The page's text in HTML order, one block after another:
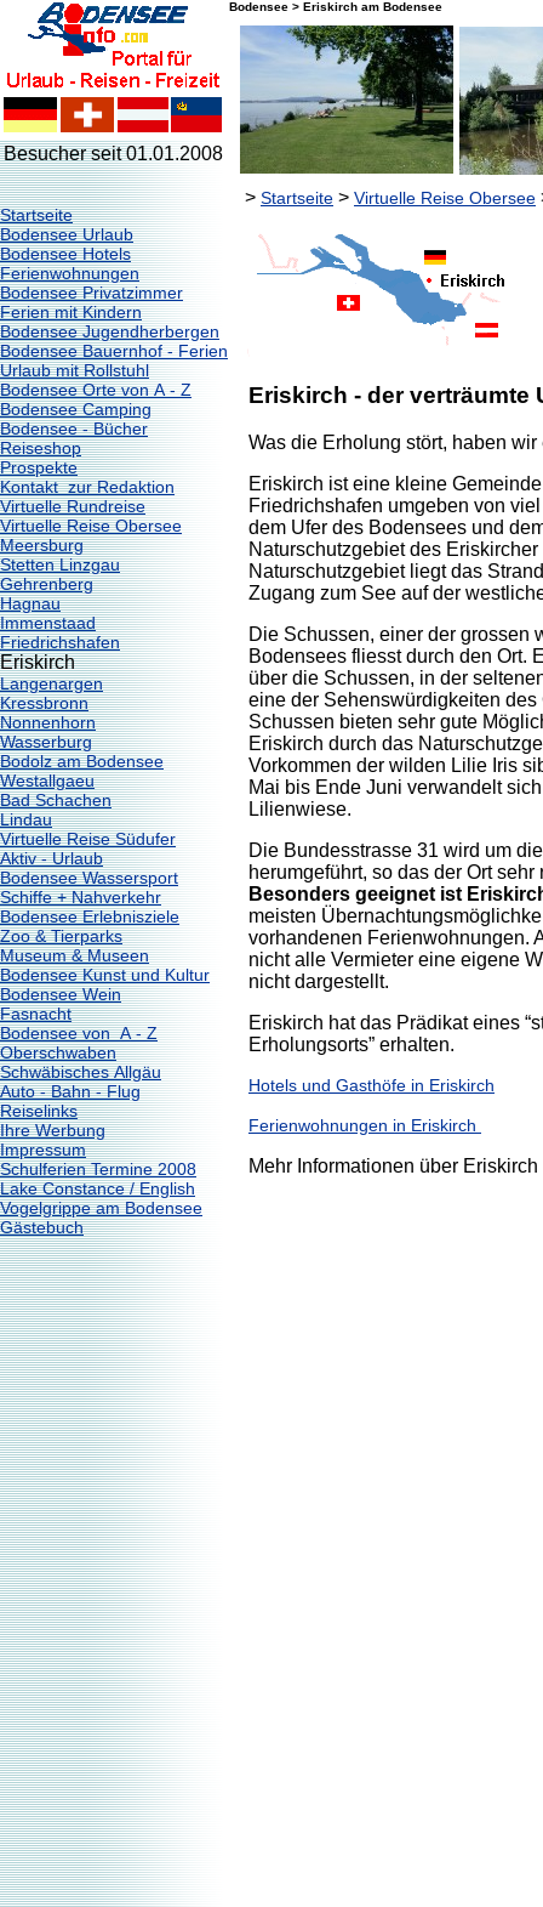
Besucher seit 01.01.2008
Startseite
Bodensee Urlaub
Bodensee Hotels
Ferienwohnungen
Bodensee Privatzimmer
Ferien mit Kindern
Bodensee Jugendherbergen
Bodensee Bauernhof - Ferien
Urlaub mit Rollstuhl
Bodensee Orte von A - Z
Bodensee Camping
Bodensee - Bücher
Reiseshop
Prospekte
Kontakt zur Redaktion
Virtuelle Rundreise
Virtuelle Reise Obersee
Meersburg
Stetten Linzgau
Gehrenberg
Hagnau
Immenstaad
Friedrichshafen
Eriskirch
Langenargen
Kressbronn
Nonnenhorn
Wasserburg
Bodolz am Bodensee
Westallgaeu
Bad Schachen
Lindau
Virtuelle Reise Südufer
Aktiv - Urlaub
Bodensee Wassersport
Schiffe + Nahverkehr
Bodensee Erlebnisziele
Zoo & Tierparks
Museum & Museen
Bodensee Kunst und Kultur
Bodensee Wein
Fasnacht
Bodensee von A - Z
Oberschwaben
Schwäbisches Allgäu
Auto - Bahn - Flug
Reiselinks
Ihre Werbung
Impressum
Schulferien Termine 2008
Lake Constance / English
Vogelgrippe am Bodensee
Gästebuch
Bodensee > Eriskirch am Bodensee
> Startseite > Virtuelle Reise Obersee
Eriskirch - der verträumte
Was die Erholung stört, haben
Eriskirch ist eine kleine
Friedrichshafen umgeben von
dem Ufer des Bodensees und
Naturschutzgebiet des
Naturschutzgebiet liegt das
Zugang zum See auf der
Die Schussen, einer der grossen
Bodensees fliesst durch den Ort.
über die Schussen, in der
eine der Sehenswürdigkeiten des
Schussen bieten sehr gute
Eriskirch durch das
Vorkommen der wilden Lilie Iris
Mai bis Ende Juni verwandelt
Lilienwiese.
Die Bundesstrasse 31 wird um
herumgeführt, so das der Ort
Besonders geeignet ist
meisten
vorhandenen Ferienwohnungen.
nicht alle Vermieter eine eigene
nicht dargestellt.
Eriskirch hat das Prädikat eines
Erholungsorts” erhalten.
Hotels und Gasthöfe in Eriskirch
Ferienwohnungen in Eriskirch
Mehr Informationen über